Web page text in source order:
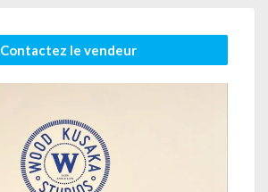
Contactez le vendeur